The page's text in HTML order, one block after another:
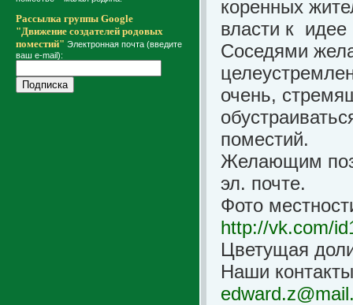
Рассылка группы Google
"Движение создателей родовых
поместий" Электронная почта (введите
ваш e-mail):
коренных
власти к идее
Соседями
очень,
поместий.
Желающим
эл. почте.
Фото
http://vk.com/
Цветущая
Наши
edward